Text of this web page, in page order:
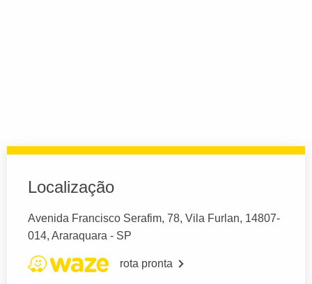
Localização
Avenida Francisco Serafim, 78, Vila Furlan, 14807-
014, Araraquara - SP
rota pronta